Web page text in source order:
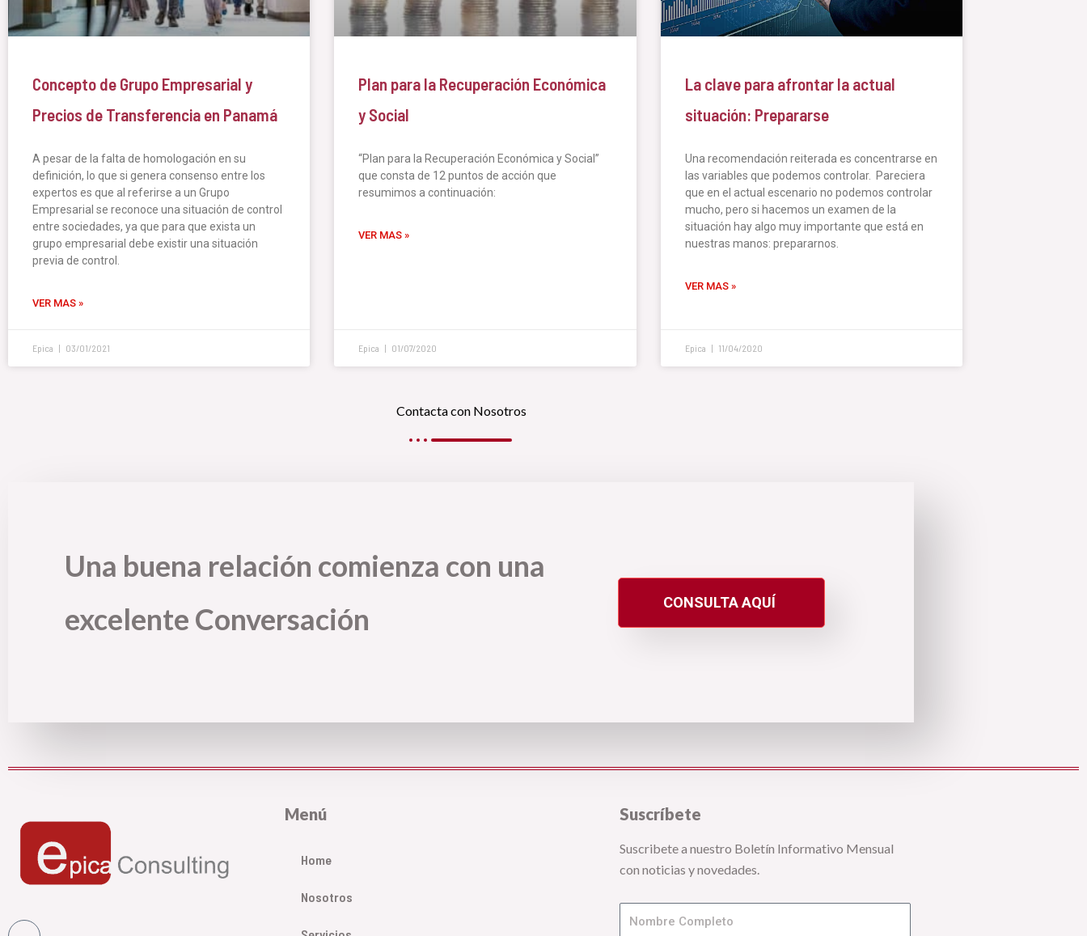
Concepto de Grupo Empresarial y
Precios de Transferencia en Panamá
A pesar de la falta de homologación en su
definición, lo que si genera consenso entre los
expertos es que al referirse a un Grupo
Empresarial se reconoce una situación de control
entre sociedades, ya que para que exista un
grupo empresarial debe existir una situación
previa de control.
VER MAS »
Epica 03/01/2021
Plan para la Recuperación Económica
y Social
“Plan para la Recuperación Económica y Social”
que consta de 12 puntos de acción que
resumimos a continuación:
VER MAS »
Epica 01/07/2020
La clave para afrontar la actual
situación: Prepararse
Una recomendación reiterada es concentrarse en
las variables que podemos controlar. Pareciera
que en el actual escenario no podemos controlar
mucho, pero si hacemos un examen de la
situación hay algo muy importante que está en
nuestras manos: prepararnos.
VER MAS »
Epica 11/04/2020
Contacta con Nosotros
Una buena relación comienza con una
excelente Conversación
CONSULTA AQUÍ
Menú
Home
Nosotros
Suscríbete
Suscribete a nuestro Boletín Informativo Mensual
con noticias y novedades.
Nombre